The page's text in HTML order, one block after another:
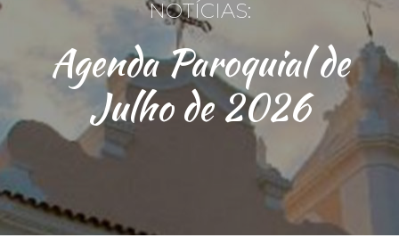
NOTÍCIAS:
Agenda Paroquial de
Julho de 2026